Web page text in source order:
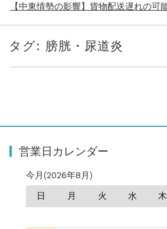
【中東情勢の影響】貨物配送遅れの可
お知らせ
2025.11.19
年末年始の営業について【2025-202...
【中東情勢の影響】貨物配送遅れの可能
送料改定について...
お知らせ
2025.11.19
年末年始の営業について【2025-202...
タグ: 膀胱・尿道炎
営業日カレンダー
今月(2026年8月)
日
月 火 水 木